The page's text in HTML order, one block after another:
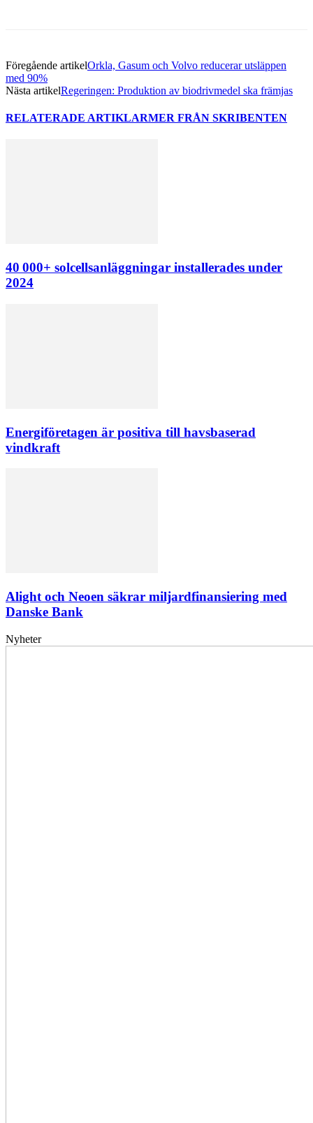
Föregående artikelOrkla, Gasum och Volvo reducerar utsläppen
med 90%
Nästa artikelRegeringen: Produktion av biodrivmedel ska främjas
RELATERADE ARTIKLARMER FRÅN SKRIBENTEN
40 000+ solcellsanläggningar installerades under
2024
Energiföretagen är positiva till havsbaserad
vindkraft
Alight och Neoen säkrar miljardfinansiering med
Danske Bank
Nyheter